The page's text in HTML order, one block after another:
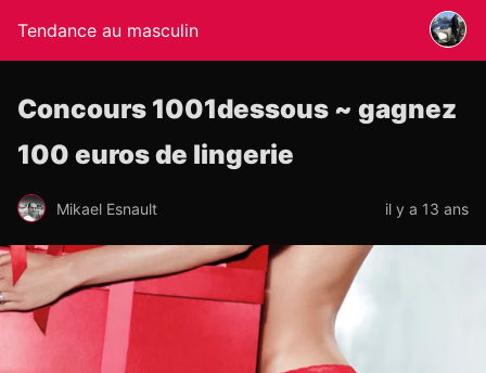
Tendance au masculin
Concours 1001dessous ~ gagnez
100 euros de lingerie
Mikael Esnault il y a 13 ans